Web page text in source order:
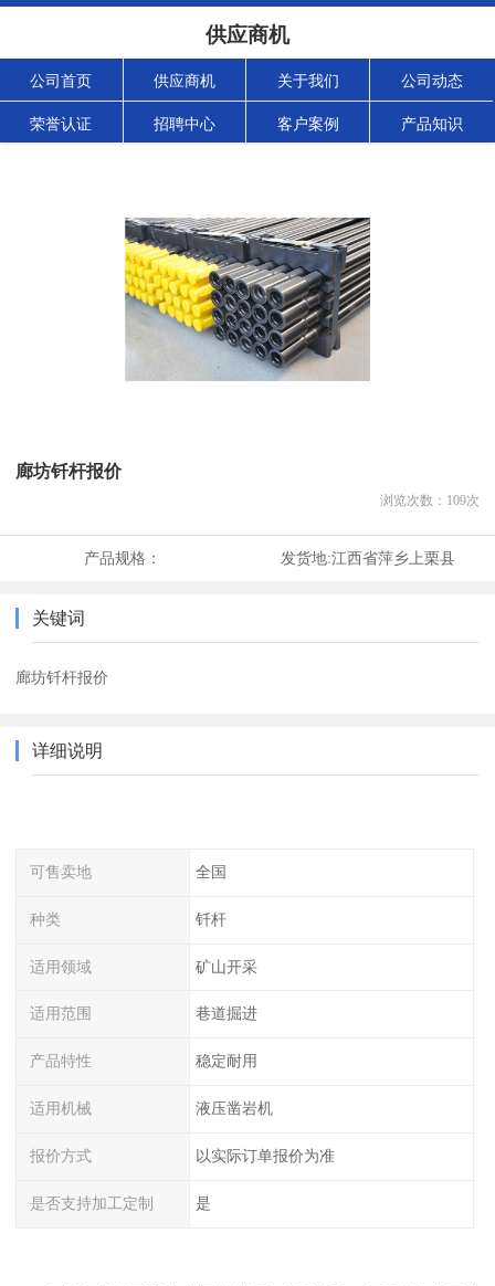
供应商机
公司首页 供应商机 关于我们 公司动态
荣誉认证 招聘中心 客户案例 产品知识
廊坊钎杆报价
浏览次数： 109次
产品规格： 发货地:江西省萍乡上栗县
关键词
廊坊钎杆报价
详细说明
可售卖地 全国
种类 钎杆
适用领域 矿山开采
适用范围 巷道掘进
产品特性 稳定耐用
适用机械 液压凿岩机
报价方式 以实际订单报价为准
是否支持加工定制 是